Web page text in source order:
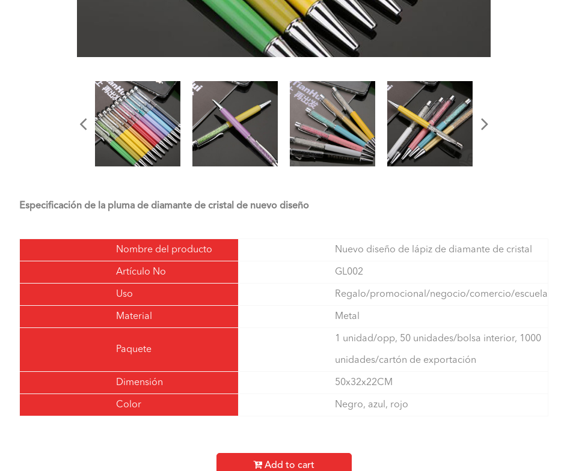
Especificación de la pluma de diamante de cristal de nuevo diseño
Nombre del producto Nuevo diseño de lápiz de diamante de cristal
Artículo No GL002
Uso Regalo/promocional/negocio/comercio/escuela
Material Metal
Paquete
1 unidad/opp, 50 unidades/bolsa interior, 1000
unidades/cartón de exportación
Dimensión 50x32x22CM
Color Negro, azul, rojo
Add to cart